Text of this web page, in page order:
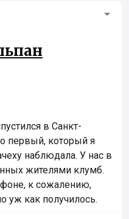
в Санкт-
первый, который я
наблюдала. У нас в
жителями клумб.
к сожалению,
уж как получилось.